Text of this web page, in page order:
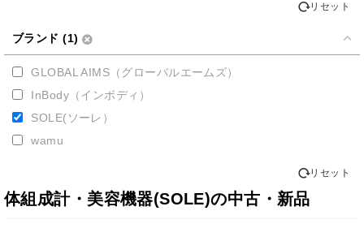
リセット
ブランド (1)
GLOBAL AIMS（グローバルエームズ）
InBody（インボディ）
SOLE(ソーレ）
wamu
リセット
体組成計・美容機器(SOLE)の中古・新品